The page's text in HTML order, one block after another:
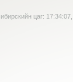
цаг: 17:34:07